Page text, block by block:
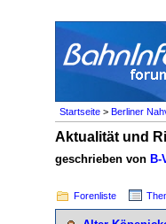
Startseite > Berliner
Aktualität und
geschrieben von B-
Forenliste